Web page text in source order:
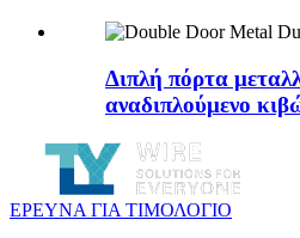
Διπλή πόρτα
αναδιπλούμενο
ΕΡΕΥΝΑ ΓΙΑ ΤΙΜΟΛΟΓΙΟ